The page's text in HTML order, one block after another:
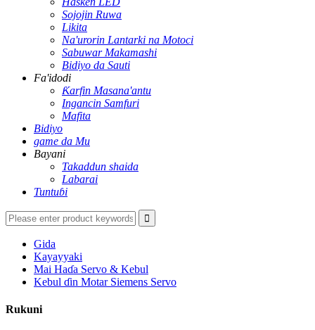
Sojojin Ruwa
Likita
Na'urorin Lantarki na Motoci
Sabuwar Makamashi
Bidiyo da Sauti
Fa'idodi
Ƙarfin Masana'antu
Ingancin Samfuri
Mafita
Bidiyo
game da Mu
Bayani
Takaddun shaida
Labarai
Tuntuɓi
Gida
Kayayyaki
Mai Haɗa Servo & Kebul
Kebul ɗin Motar Siemens Servo
Rukuni